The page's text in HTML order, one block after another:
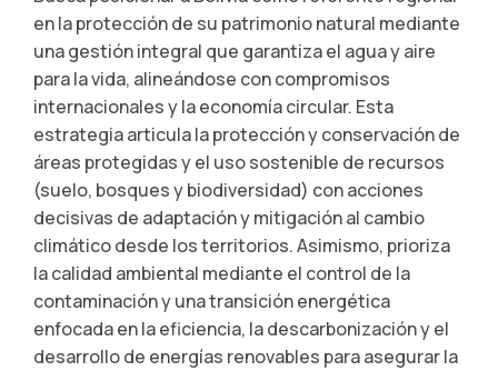
en la protección de su patrimonio natural mediante
una gestión integral que garantiza el agua y aire
para la vida, alineándose con compromisos
internacionales y la economía circular. Esta
estrategia articula la protección y conservación de
áreas protegidas y el uso sostenible de recursos
(suelo, bosques y biodiversidad) con acciones
decisivas de adaptación y mitigación al cambio
climático desde los territorios. Asimismo, prioriza
la calidad ambiental mediante el control de la
contaminación y una transición energética
enfocada en la eficiencia, la descarbonización y el
desarrollo de energías renovables para asegurar la